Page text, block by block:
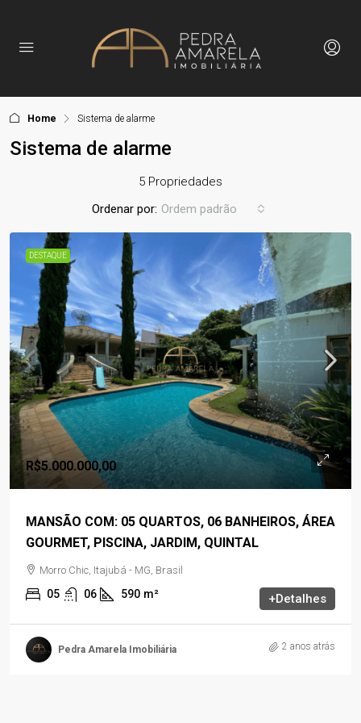
Home Sistema de alarme
Sistema de alarme
5 Propriedades
Ordenar por: Ordem padrão
DESTAQUE
R$5.000.000,00
MANSÃO COM: 05 QUARTOS, 06 BANHEIROS, ÁREA
GOURMET, PISCINA, JARDIM, QUINTAL
Morro Chic, Itajubá - MG, Brasil
05 06 590 m² +Detalhes
Pedra Amarela Imobiliária 2 anos atrás